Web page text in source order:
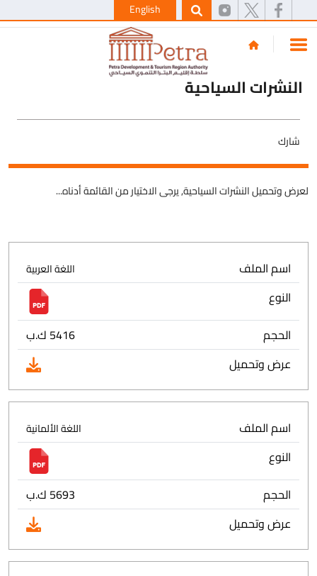
English
النشرات السياحية
شارك
لعرض وتحميل النشرات السياحية, يرجى الاختيار من القائمة أدناه...
اسم الملف اللغة العربية
النوع
الحجم
5416 ك.ب
عرض وتحميل
اسم الملف اللغة الألمانية
النوع
الحجم
5693 ك.ب
عرض وتحميل